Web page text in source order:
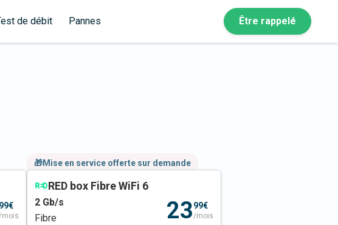
de débit Pannes Être rappelé
99€
🎁Mise en service offerte sur demande
RED box Fibre WiFi 6
2 Gb/s
Fibre
2399€
/mois